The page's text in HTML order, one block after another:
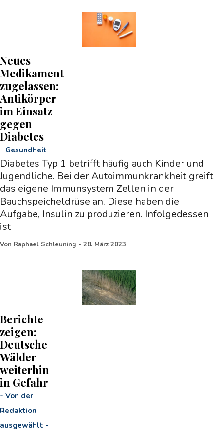
Neues
Medikament
zugelassen:
Antikörper
im Einsatz
gegen
Diabetes
- Gesundheit -
Diabetes Typ 1 betrifft häufig auch Kinder und
Jugendliche. Bei der Autoimmunkrankheit greift
das eigene Immunsystem Zellen in der
Bauchspeicheldrüse an. Diese haben die
Aufgabe, Insulin zu produzieren. Infolgedessen
ist
Von Raphael Schleuning - 28. März 2023
Berichte
zeigen:
Deutsche
Wälder
weiterhin
in Gefahr
- Von der
Redaktion
ausgewählt -